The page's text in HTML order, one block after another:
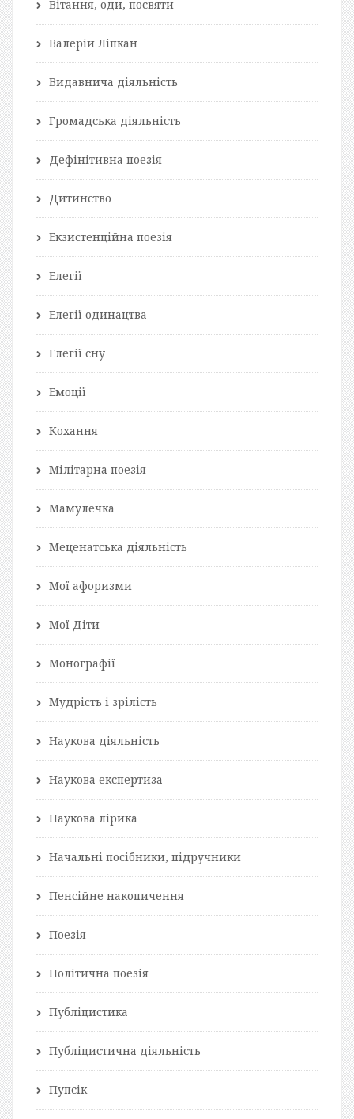
Вітання, оди, посвяти
Валерій Ліпкан
Видавнича діяльність
Громадська діяльність
Дефінітивна поезія
Дитинство
Екзистенційна поезія
Елегії
Елегії одинацтва
Елегії сну
Емоції
Кохання
Мілітарна поезія
Мамулечка
Меценатська діяльність
Мої афоризми
Мої Діти
Монографії
Мудрість і зрілість
Наукова діяльність
Наукова експертиза
Наукова лірика
Начальні посібники, підручники
Пенсійне накопичення
Поезія
Політична поезія
Публіцистика
Публіцистична діяльність
Пупсік